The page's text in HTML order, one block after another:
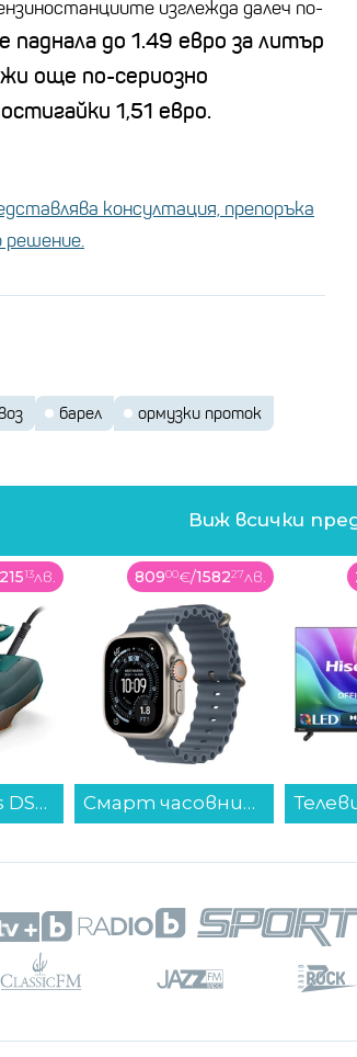
изглежда далеч по-
паднала до 1.49 евро за литър
още по-сериозно
1,51 евро.
консултация, препоръка
решение.
барел ормузки проток
Виж всички
27лв.
Смарт часовник Apple Watch Ultra 3 49mm Nat/Blue Ocean Band mewh4 , 1.98...
20999€/41071лв.
Телевизор Hisense 32A5S , 1920x1080 FULL HD , 32 inch, 80 см, QLED ...